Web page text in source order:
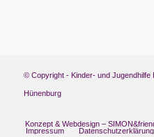
© Copyright - Kinder- und Jugendhilfe
Hünenburg
Konzept & Webdesign –
Impressum
Datenschutzerklärung